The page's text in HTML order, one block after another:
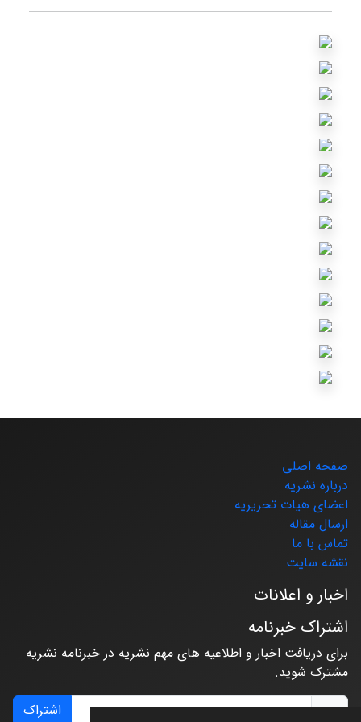
صفحه اصلی
درباره نشریه
اعضای هیات تحریریه
ارسال مقاله
تماس با ما
نقشه سایت
اخبار و اعلانات
اشتراک خبرنامه
برای دریافت اخبار و اطلاعیه های مهم نشریه در خبرنامه نشریه
مشترک شوید.
اشتراک